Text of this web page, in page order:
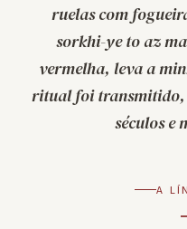
ruelas com
sorkhi-ye to az
vermelha, leva a
ritual foi
séculos e
A